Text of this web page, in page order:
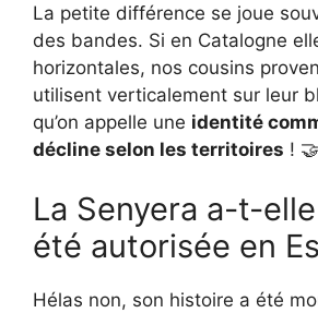
La petite différence se joue
des bandes. Si en Catalogne
horizontales, nos cousins
utilisent verticalement sur leur
qu’on appelle une identité
décline selon les territoires ! 🤝
La Senyera a-t-
été autorisée en
Hélas non, son histoire a été